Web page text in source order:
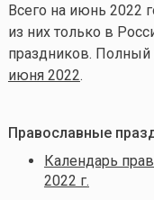
Всего на июнь 2022
из них только в
праздников. Полный
июня 2022.
Православные
Календарь
2022 г.